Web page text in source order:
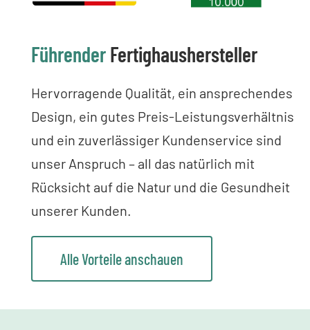
FührenderFertighaushersteller
Hervorragende Qualität, ein ansprechendes
Design, ein gutes Preis-Leistungsverhältnis
und ein zuverlässiger Kundenservice sind
unser Anspruch – all das natürlich mit
Rücksicht auf die Natur und die Gesundheit
unserer Kunden.
Alle Vorteile anschauen